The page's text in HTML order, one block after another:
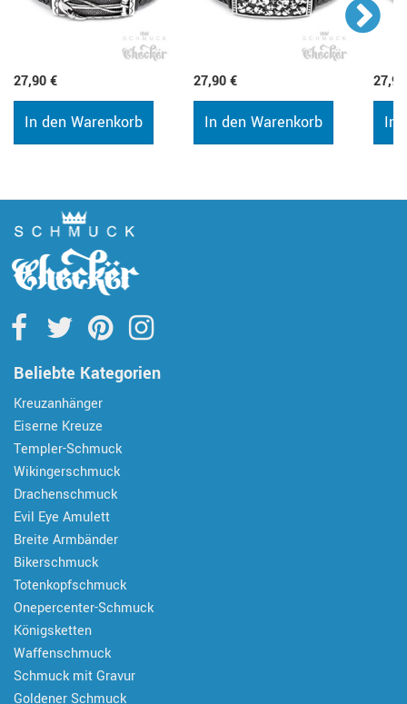
27,90 €
In den Warenkorb
27,90 €
In den Warenkorb In
Beliebte Kategorien
Kreuzanhänger
Eiserne Kreuze
Templer-Schmuck
Wikingerschmuck
Drachenschmuck
Evil Eye Amulett
Breite Armbänder
Bikerschmuck
Totenkopfschmuck
Onepercenter-Schmuck
Königsketten
Waffenschmuck
Schmuck mit Gravur
Goldener Schmuck